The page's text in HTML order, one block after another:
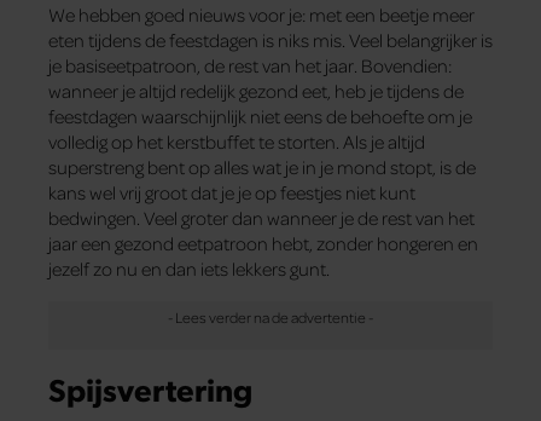
We hebben goed nieuws voor je: met een beetje meer
eten tijdens de feestdagen is niks mis. Veel belangrijker is
je basiseetpatroon, de rest van het jaar. Bovendien:
wanneer je altijd redelijk gezond eet, heb je tijdens de
feestdagen waarschijnlijk niet eens de behoefte om je
volledig op het kerstbuffet te storten. Als je altijd
superstreng bent op alles wat je in je mond stopt, is de
kans wel vrij groot dat je je op feestjes niet kunt
bedwingen. Veel groter dan wanneer je de rest van het
jaar een gezond eetpatroon hebt, zonder hongeren en
jezelf zo nu en dan iets lekkers gunt.
Spijsvertering